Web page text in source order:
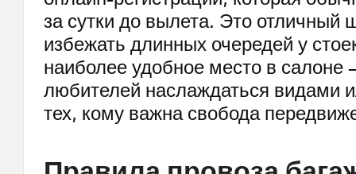
за сутки до вылета. Это отличный
избежать длинных очередей у
наиболее удобное место в салоне
любителей наслаждаться видами
тех, кому важна свобода